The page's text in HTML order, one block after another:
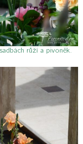
růží a pivoněk.